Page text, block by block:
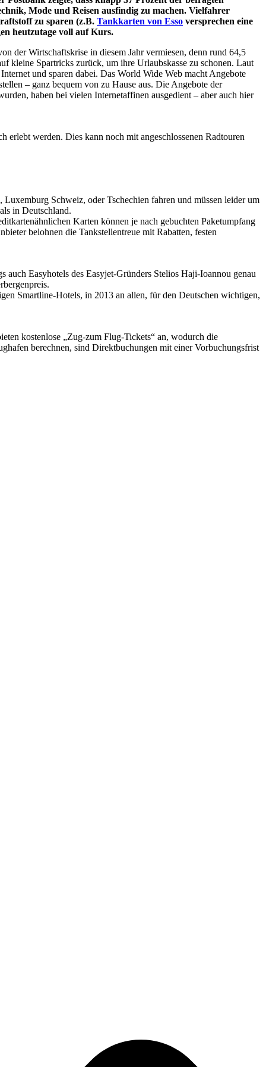
Mode und Reisen ausfindig zu machen. Vielfahrer
zu sparen (z.B. Tankkarten von Esso versprechen eine
heutzutage voll auf Kurs.
der Wirtschaftskrise in diesem Jahr vermiesen, denn rund 64,5
kleine Spartricks zurück, um ihre Urlaubskasse zu schonen. Laut
und sparen dabei. Das World Wide Web macht Angebote
– ganz bequem von zu Hause aus. Die Angebote der
haben bei vielen Internetaffinen ausgedient – aber auch hier
werden. Dies kann noch mit angeschlossenen Radtouren
Schweiz, oder Tschechien fahren und müssen leider um
in Deutschland.
Karten können je nach gebuchten Paketumpfang
belohnen die Tankstellentreue mit Rabatten, festen
Easyhotels des Easyjet-Gründers Stelios Haji-Ioannou genau
Smartline-Hotels, in 2013 an allen, für den Deutschen wichtigen,
kostenlose „Zug-zum Flug-Tickets“ an, wodurch die
berechnen, sind Direktbuchungen mit einer Vorbuchungsfrist